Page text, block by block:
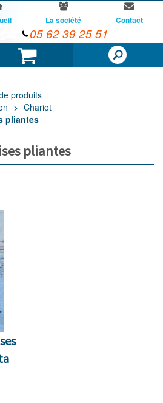
Panier
La société Contact
05 62 39 25 51
produits
Chariot
pliantes
pliantes